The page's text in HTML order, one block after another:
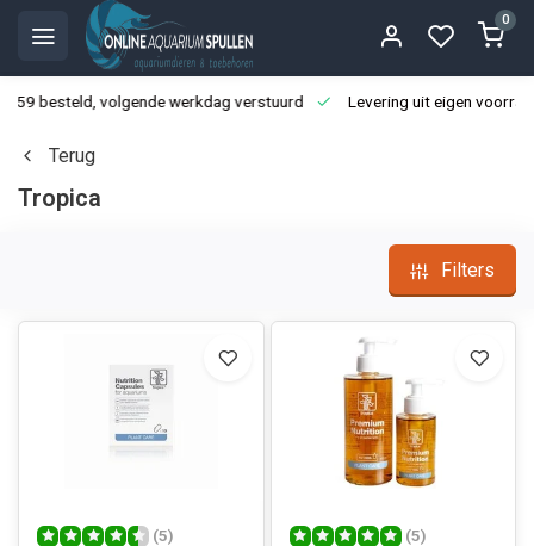
0
besteld, volgende werkdag verstuurd Levering uit eigen
Terug
Tropica
Filters
(5) (5)